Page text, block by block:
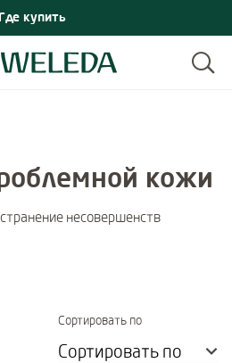
Где купить
кожи
несовершенств
Сортировать поImmediate effect